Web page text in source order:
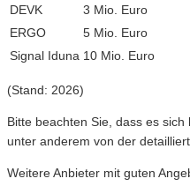
DEVK
3 Mio. Euro
ERGO
5 Mio. Euro
Signal Iduna 10 Mio. Euro
(Stand: 2026)
Bitte beachten Sie, dass es
unter anderem von der
Weitere Anbieter mit guten